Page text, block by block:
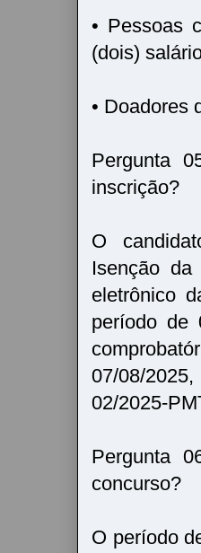
• Pessoas
(dois)
• Doadores
Pergunta
inscrição?
O
Isenção
eletrônico
período de
07/08/
02/2025-
Pergunta
concurso?
O período